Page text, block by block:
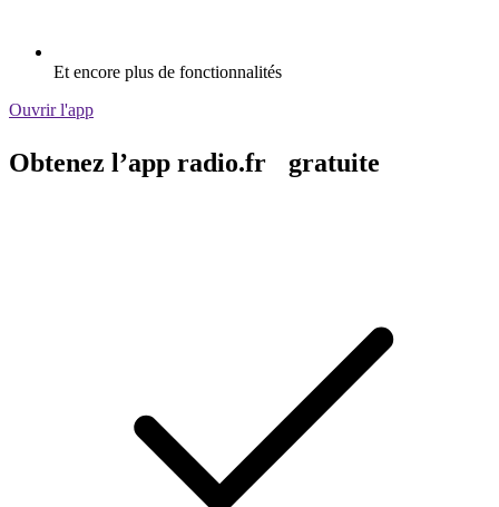
Et encore plus de fonctionnalités
Ouvrir l'app
Obtenez l’app radio.fr gratuite